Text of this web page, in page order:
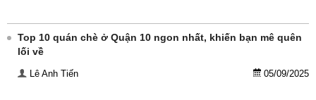
Top 10 quán chè ở Quận 10 ngon nhất, khiến bạn mê quên
lối về
Lê Anh Tiến 05/09/2025